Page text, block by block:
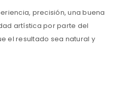
precisión, una buena
artística por parte del
el resultado sea natural y